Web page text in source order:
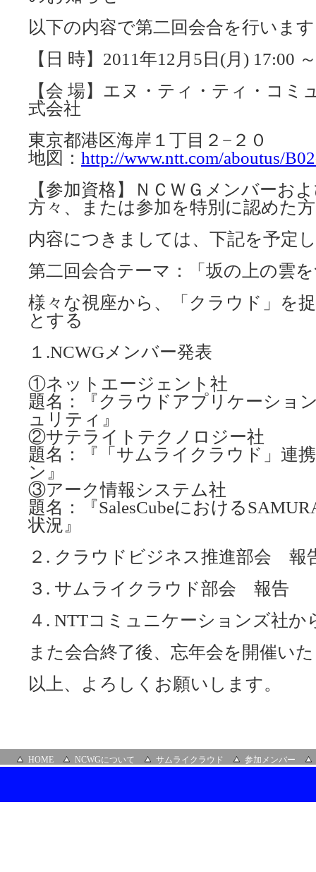
以下の内容で第二回会合を行いま
【日 時】2011年12月5日(月) 17:00
【会 場】エヌ・ティ・ティ・コミ
式会社
東京都港区海岸１丁目２−２０
地図： http://www.ntt.com/aboutus/
【参加資格】ＮＣＷＧメンバーお
方々、または参加を特別に認めた方
内容につきましては、下記を予定
第二回会合テーマ：「坂の上の雲
様々な視座から、「クラウド」を
とする
１.NCWGメンバー発表
①ネットエージェント社
題名：『クラウドアプリケーショ
ュリティ』
②サテライトテクノロジー社
題名：『「サムライクラウド」連
ン』
③アーク情報システム社
題名：『SalesCubeにおける
状況』
２. クラウドビジネス推進部会 報
３. サムライクラウド部会 報告
４. NTTコミュニケーションズ社か
また会合終了後、忘年会を開催い
以上、よろしくお願いします。
HOME NCWGについて サムライクラウド 参加メンバー